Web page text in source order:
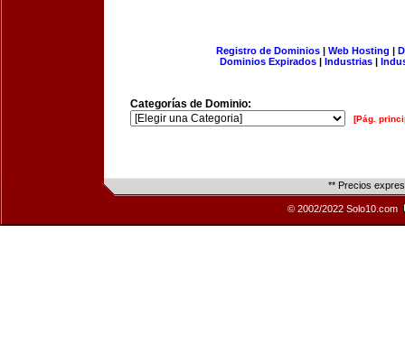
Registro de Dominios| Web Hosting |
Dominios Expirados | Industrias |
Categorías de Dominio:
[Pág.
** Precios
© 2002/2022 Solo10.com